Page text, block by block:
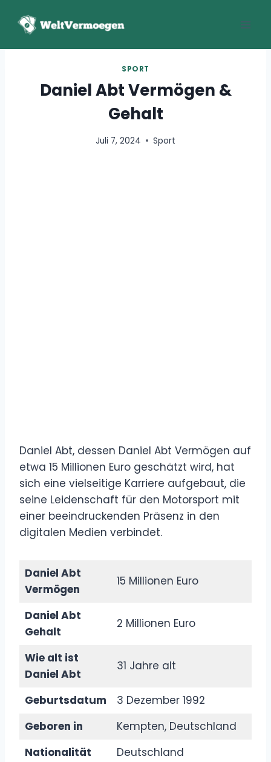
Inhalt
SPORT
Daniel Abt Vermögen &
Gehalt
Juli 7, 2024 Sport
Daniel Abt, dessen Daniel Abt Vermögen auf
etwa 15 Millionen Euro geschätzt wird, hat
sich eine vielseitige Karriere aufgebaut, die
seine Leidenschaft für den Motorsport mit
einer beeindruckenden Präsenz in den
digitalen Medien verbindet.
Daniel Abt
Vermögen
15 Millionen Euro
Daniel Abt
Gehalt
2 Millionen Euro
Wie alt ist
Daniel Abt
31 Jahre alt
Geburtsdatum
3 Dezember 1992
Geboren in
Kempten, Deutschland
Nationalität
Deutschland